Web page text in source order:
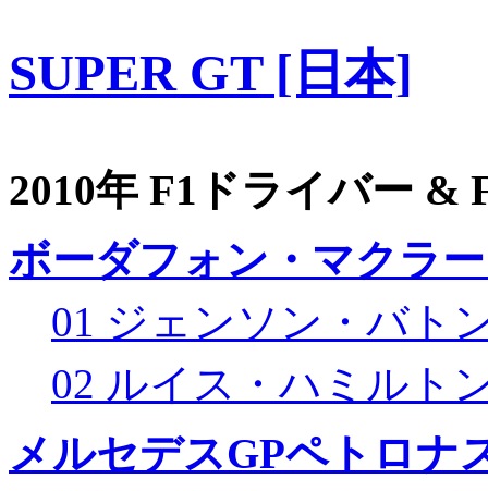
SUPER GT [日本]
2010年 F1ドライバー &
ボーダフォン・マクラ
01 ジェンソン・バト
02 ルイス・ハミルト
メルセデスGPペトロナ